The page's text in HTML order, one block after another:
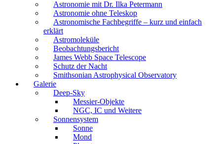
Astronomie mit Dr. Ilka Petermann
Astronomie ohne Teleskop
Astronomische Fachbegriffe – kurz und einfach
erklärt
Astromoleküle
Beobachtungsbericht
James Webb Space Telescope
Schutz der Nacht
Smithsonian Astrophysical Observatory
Galerie
Deep-Sky
Messier-Objekte
NGC, IC und Weitere
Sonnensystem
Sonne
Mond